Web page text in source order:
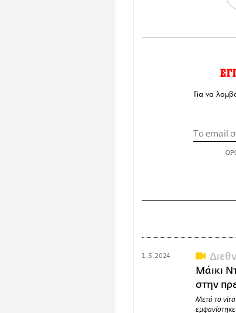
Για να
Μάικι
στην
Μετά το
1.5.2024